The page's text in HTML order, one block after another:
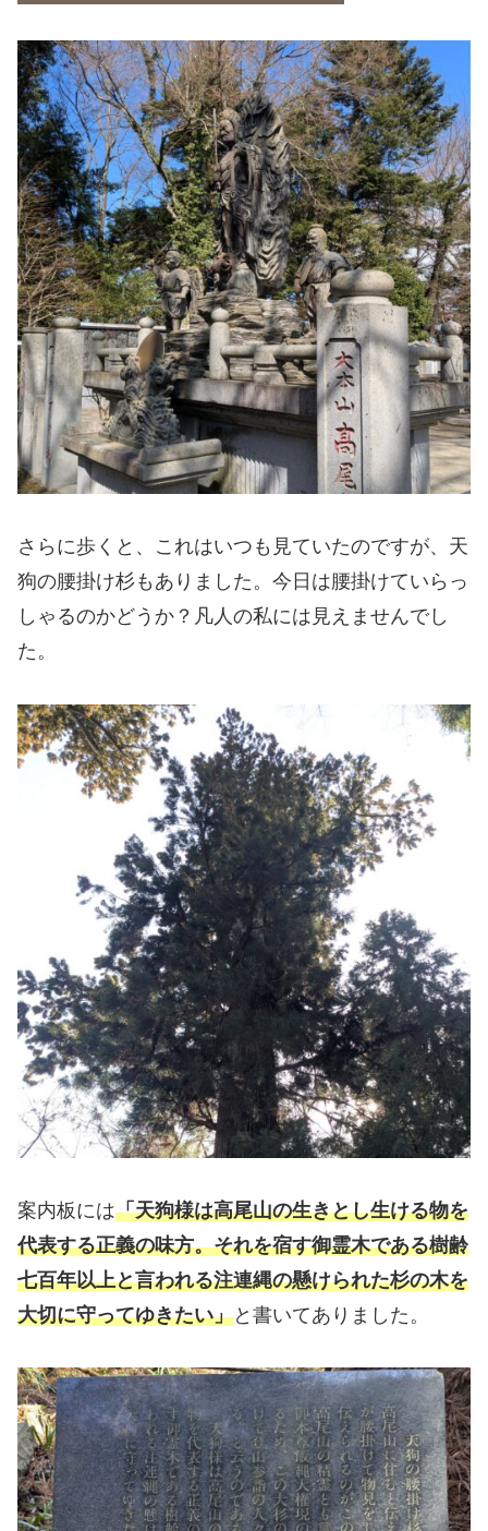
さらに歩くと、これはいつも見ていたのですが、天
狗の腰掛け杉もありました。今日は腰掛けていらっ
しゃるのかどうか？凡人の私には見えませんでし
た。
案内板には「天狗様は高尾山の生きとし生ける物を
代表する正義の味方。それを宿す御霊木である樹齢
七百年以上と言われる注連縄の懸けられた杉の木を
大切に守ってゆきたい」と書いてありました。